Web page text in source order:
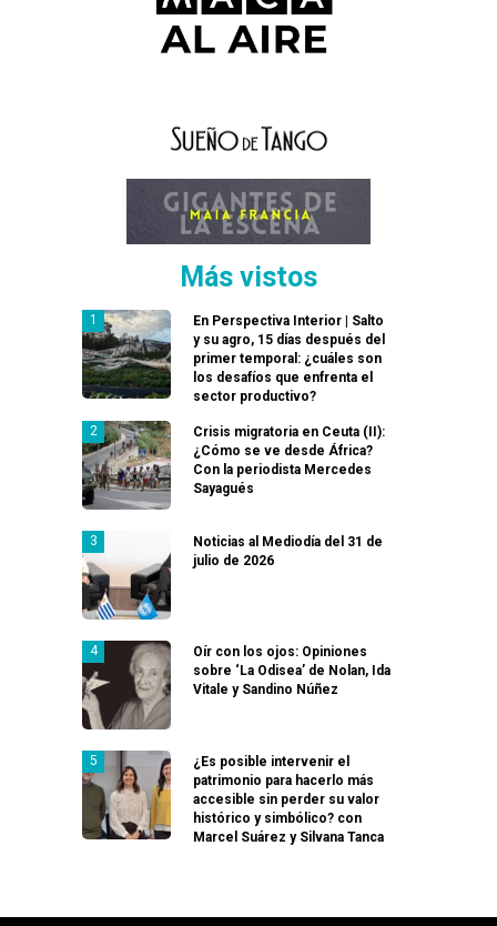
Más vistos
En Perspectiva Interior | Salto
y su agro, 15 días después del
primer temporal: ¿cuáles son
los desafíos que enfrenta el
sector productivo?
Crisis migratoria en Ceuta (II):
¿Cómo se ve desde África?
Con la periodista Mercedes
Sayagués
Noticias al Mediodía del 31 de
julio de 2026
Oír con los ojos: Opiniones
sobre ‘La Odisea’ de Nolan, Ida
Vitale y Sandino Núñez
¿Es posible intervenir el
patrimonio para hacerlo más
accesible sin perder su valor
histórico y simbólico? con
Marcel Suárez y Silvana Tanca